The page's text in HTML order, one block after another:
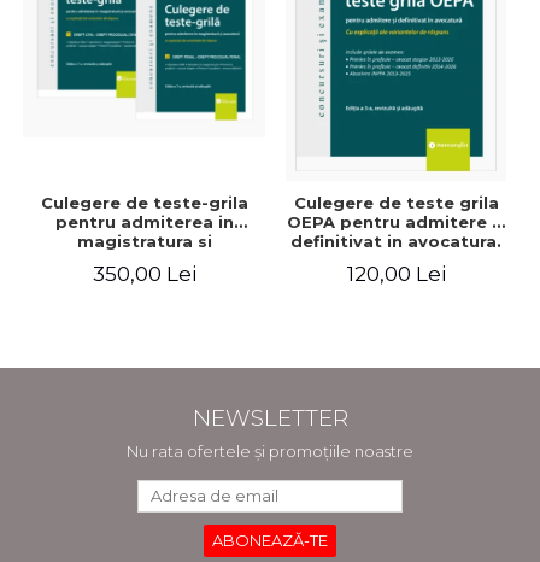
Culegere de teste-grila
pentru admiterea in
magistratura si
revizuita si adaugita -
350,00 Lei
Culegere de teste grila
OEPA pentru admitere si
definitivat in avocatura.
variantelor de raspuns.
120,00 Lei
NEWSLETTER
Nu rata ofertele și promoțiile noastre